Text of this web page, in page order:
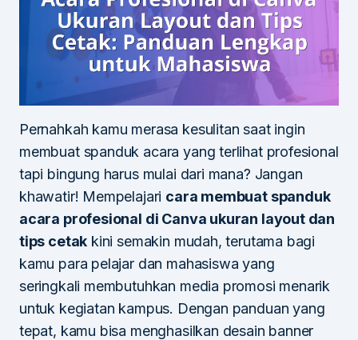
Pernahkah kamu merasa kesulitan saat ingin
membuat spanduk acara yang terlihat profesional
tapi bingung harus mulai dari mana? Jangan
khawatir! Mempelajari cara membuat spanduk
acara profesional di Canva ukuran layout dan
tips cetak kini semakin mudah, terutama bagi
kamu para pelajar dan mahasiswa yang
seringkali membutuhkan media promosi menarik
untuk kegiatan kampus. Dengan panduan yang
tepat, kamu bisa menghasilkan desain banner